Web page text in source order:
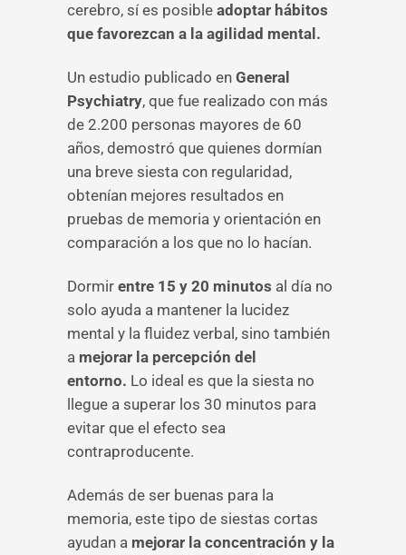
cerebro, sí es posible adoptar hábitos
que favorezcan a la agilidad mental.
Un estudio publicado en General
Psychiatry, que fue realizado con más
de 2.200 personas mayores de 60
años, demostró que quienes dormían
una breve siesta con regularidad,
obtenían mejores resultados en
pruebas de memoria y orientación en
comparación a los que no lo hacían.
Dormir entre 15 y 20 minutos al día no
solo ayuda a mantener la lucidez
mental y la fluidez verbal, sino también
a mejorar la percepción del
entorno. Lo ideal es que la siesta no
llegue a superar los 30 minutos para
evitar que el efecto sea
contraproducente.
Además de ser buenas para la
memoria, este tipo de siestas cortas
ayudan a mejorar la concentración y la